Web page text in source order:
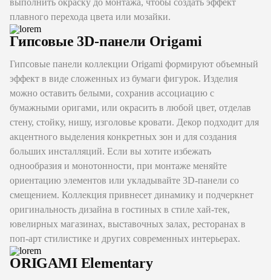
выполнить окраску до монтажа, чтобы создать эффект
плавного перехода цвета или мозайки.
Гипсовые 3D-панели Origami
Гипсовые панели коллекции Origami формируют объемный
эффект в виде сложенных из бумаги фигурок. Изделия
можно оставить белыми, сохранив ассоциацию с
бумажными оригами, или окрасить в любой цвет, отделав
стену, стойку, нишу, изголовье кровати. Декор подходит для
акцентного выделения конкретных зон и для создания
больших инсталляций. Если вы хотите избежать
однообразия и монотонности, при монтаже меняйте
ориентацию элементов или укладывайте 3D-панели со
смещением. Коллекция привнесет динамику и подчеркнет
оригинальность дизайна в гостиных в стиле хай-тек,
ювелирных магазинах, выставочных залах, ресторанах в
поп-арт стилистике и других современных интерьерах.
ORIGAMI Elementary